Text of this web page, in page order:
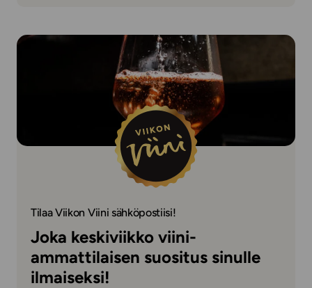
Tilaa Viikon Viini sähköpostiisi!
Joka keskiviikko viini-
ammattilaisen suositus sinulle
ilmaiseksi!